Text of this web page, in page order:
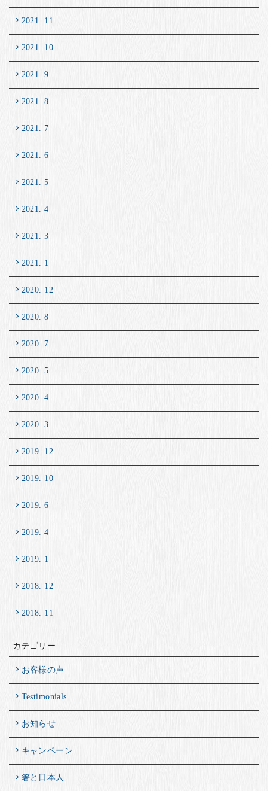
2021. 11
2021. 10
2021. 9
2021. 8
2021. 7
2021. 6
2021. 5
2021. 4
2021. 3
2021. 1
2020. 12
2020. 8
2020. 7
2020. 5
2020. 4
2020. 3
2019. 12
2019. 10
2019. 6
2019. 4
2019. 1
2018. 12
2018. 11
カテゴリー
お客様の声
Testimonials
お知らせ
キャンペーン
箸と日本人